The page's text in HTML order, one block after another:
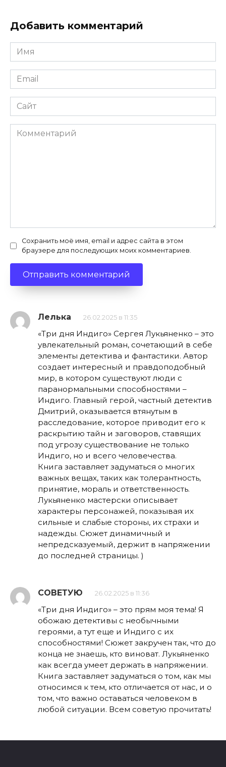
Добавить комментарий
Имя
*
Email
*
Сайт
Комментарий
Сохранить моё имя, email и адрес сайта в этом
браузере для последующих моих комментариев.
Лелька 26.02.2025 в 11:35
«Три дня Индиго» Сергея Лукьяненко – это
увлекательный роман, сочетающий в себе
элементы детектива и фантастики. Автор
создает интересный и правдоподобный
мир, в котором существуют люди с
паранормальными способностями –
Индиго. Главный герой, частный детектив
Дмитрий, оказывается втянутым в
расследование, которое приводит его к
раскрытию тайн и заговоров, ставящих
под угрозу существование не только
Индиго, но и всего человечества.
Книга заставляет задуматься о многих
важных вещах, таких как толерантность,
принятие, мораль и ответственность.
Лукьяненко мастерски описывает
характеры персонажей, показывая их
сильные и слабые стороны, их страхи и
надежды. Сюжет динамичный и
непредсказуемый, держит в напряжении
до последней страницы. )
СОВЕТУЮ 26.02.2025 в 11:36
«Три дня Индиго» – это прям моя тема! Я
обожаю детективы с необычными
героями, а тут еще и Индиго с их
способностями! Сюжет закручен так, что до
конца не знаешь, кто виноват. Лукьяненко
как всегда умеет держать в напряжении.
Книга заставляет задуматься о том, как мы
относимся к тем, кто отличается от нас, и о
том, что важно оставаться человеком в
любой ситуации. Всем советую прочитать!